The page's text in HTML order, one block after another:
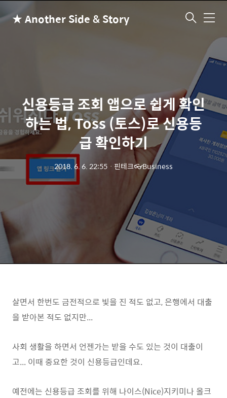
★ Another Side & Story 메
신용등급 조회 앱으로 쉽게 확인
하는 법, Toss (토스)로 신용등
급 확인하기
2018. 6. 6. 22:55 ㆍ 핀테크👓Business
살면서 한번도 금전적으로 빛을 진 적도 없고, 은행에서 대출
을 받아본 적도 없지만...
사회 생활을 하면서 언젠가는 받을 수도 있는 것이 대출이
고... 이때 중요한 것이 신용등급인데요.
예전에는 신용등급 조회를 위해 나이스(Nice)지키미나 올크